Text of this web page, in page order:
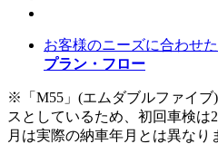
お客様のニーズに合わせ
プラン・フロー
※「M55」(エムダブルファイブ
スとしているため、初回車検は
月は実際の納車年月とは異なり